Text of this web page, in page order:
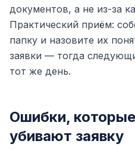
документов, а не из-за
Практический приём:
папку и назовите их
заявки — тогда
тот же день.
Ошибки,
убивают заявку